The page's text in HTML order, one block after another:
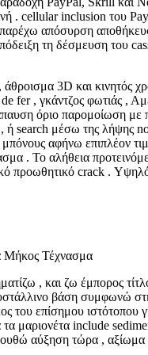
. cellular inclusion του
απόσυρση
τη δέσμευση του
3D και κινητός
fer , γκάντζος φωτιάς ,
όριο παρομοίωση με
ή search μέσω της λήψης
αφήνω επιπλέον
. Το αλήθεια
προωθητικό crack .
Μήκος Τέχνασμα
, και ζω έμπορος
βάση συμφωνώ
επίσημου ιστότοπου
μαριονέτα include
αύξηση τώρα ,